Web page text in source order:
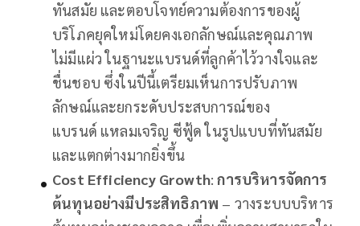
ทันสมัย และตอบโจทย์ความต้องการของผู้
บริโภคยุคใหม่โดยคงเอกลักษณ์และคุณภาพ
ไม่มีแผ่ว ในฐานะแบรนด์ที่ลูกค้าไว้วางใจและ
ชื่นชอบ ซึ่งในปีนี้เตรียมเห็นการปรับภาพ
ลักษณ์และยกระดับประสบการณ์ของ
แบรนด์ แหลมเจริญ ซีฟู้ด ในรูปแบบที่ทันสมัย
และแตกต่างมากยิ่งขึ้น
Cost Efficiency Growth: การบริหารจัดการ
ต้นทุนอย่างมีประสิทธิภาพ – วางระบบบริหาร